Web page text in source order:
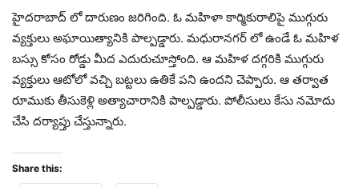
హైదరాబాద్ లో దారుణం జరిగింది. ఓ మహిళా కార్మికురాలిపై ముగ్గురు
వ్యక్తులు అఘాయిత్యానికి పాల్పడ్డారు. మధురానగర్ లో ఉండే ఓ మహిళ
బస్సు కోసం రోడ్డు మీద ఎదురుచూస్తోంది. ఆ మహిళ దగ్గరికి ముగ్గురు
వ్యక్తులు ఆటోలో వచ్చి బట్టలు ఉతికే పని ఉందని చెప్పారు. ఆ తర్వాత
రూముకు తీసుకెళ్లి అత్యాచారానికి పాల్పడ్డారు. పోలీసులు కేసు నమోదు
చేసి దర్యాప్తు చేస్తున్నారు.
Share this: